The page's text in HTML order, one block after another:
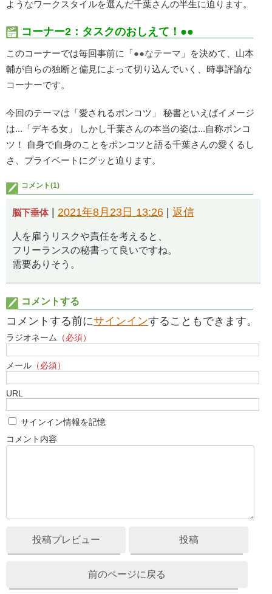
ようなワークスタイルを選んだ千葉さんの半生に迫ります。
コーナー2：タスクのおしえて！●●
このコーナーでは毎回事前に「●●なテーマ 」を決めて、山本
輔が自らの独断と偏見によって切り込んでいく、時事評論な
コーナーです。
今回のテーマは「愛されるポンコツ」 秘書といえばイメージ
は...「デキる女」 しかし千葉さんの本当の姿は...自称ポンコ
ツ！ 自身で自身のことをポンコツと語る千葉さんの愛くるし
さ、プライベートにグッと迫ります。
コメント(1)
脳下垂体| 2021年8月23日 13:26 返信
人を雇うリスクや責任を考えると、
フリーランスの秘書って良いですね。
需要ありそう。
コメントする
コメントする前にサインインすることもできます。
ラジオネーム （必須）
メール （必須）
URL
サインイン情報を記憶
コメント内容
投稿プレビュー 投稿
前のページに戻る